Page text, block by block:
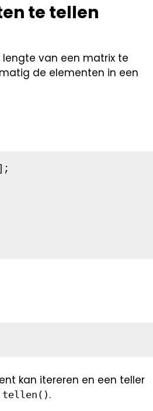
te tellen
van een matrix te
de elementen in een
kan itereren en een teller
tellen() .